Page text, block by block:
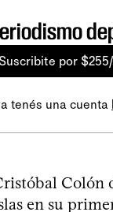
Suscribite por
tenés una cuenta
Colón
en su